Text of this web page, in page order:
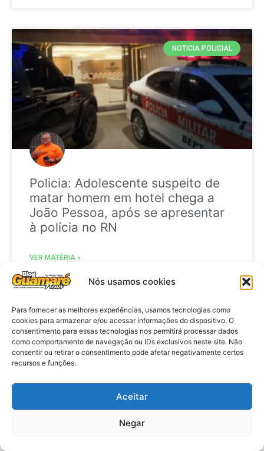
Nós usamos cookies
Para fornecer as melhores experiências, usamos tecnologias como
cookies para armazenar e/ou acessar informações do dispositivo. O
consentimento para essas tecnologias nos permitirá processar dados
como comportamento de navegação ou IDs exclusivos neste site. Não
consentir ou retirar o consentimento pode afetar negativamente certos
recursos e funções.
Aceitar
Negar
NOTICIA POLICIAL
Policia: Adolescente suspeito de
matar homem em hotel chega a
João Pessoa, após se apresentar
à polícia no RN
VER MATÉRIA »
28 de julho de 2026
ELEIÇÕES